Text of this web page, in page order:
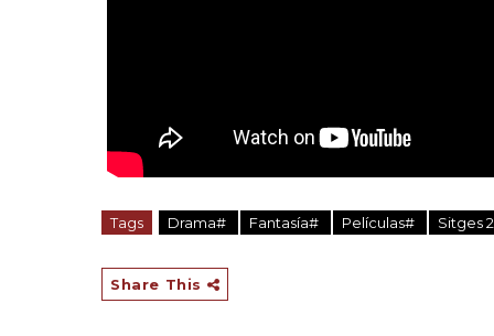
Tags Drama# Fantasía# Películas# Sitges
Share This